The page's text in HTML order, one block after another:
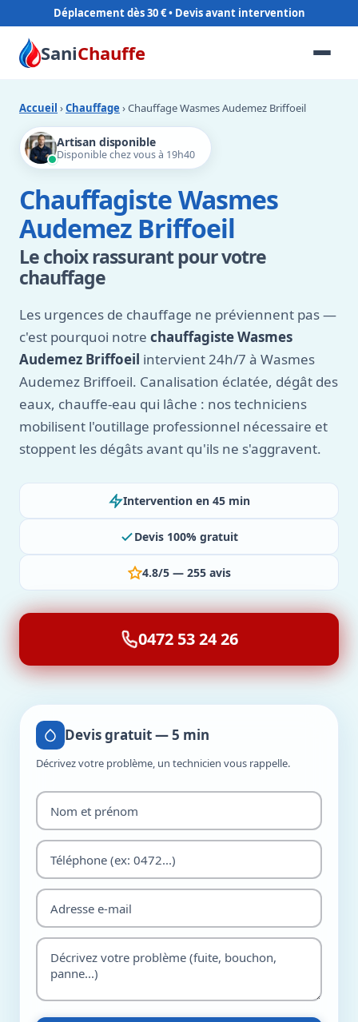
Déplacement dès 30 €
SaniChauffe
Accueil ›Chauffage › Chauffage Wasmes Audemez Briffoeil
Artisan disponible
Disponible chez vous à 19h40
Chauffagiste Wasmes
Audemez Briffoeil
Le choix rassurant pour votre
chauffage
Les urgences de chauffage ne préviennent pas —
c'est pourquoi notre chauffagiste Wasmes
Audemez Briffoeil intervient 24h/7 à Wasmes
Audemez Briffoeil. Canalisation éclatée, dégât des
eaux, chauffe-eau qui lâche : nos techniciens
mobilisent l'outillage professionnel nécessaire et
stoppent les dégâts avant qu'ils ne s'aggravent.
Intervention en 45 min
Devis 100% gratuit
4.8/5 — 255 avis
0472 53 24 26
Devis gratuit — 5 min
Décrivez votre problème, un technicien vous rappelle.